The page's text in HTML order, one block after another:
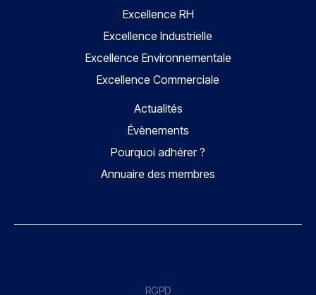
Excellence RH
Excellence Industrielle
Excellence Environnementale
Excellence Commerciale
Actualités
Évènements
Pourquoi adhérer ?
Annuaire des membres
RGPD